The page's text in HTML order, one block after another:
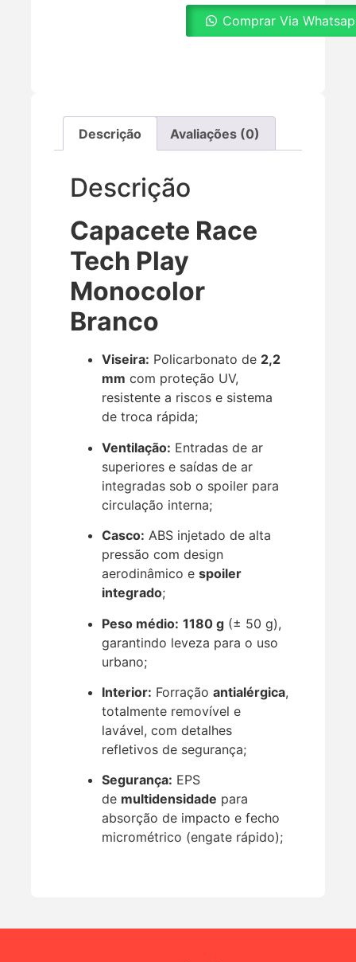
Comprar Via
Descrição Avaliações (0)
Descrição
Capacete Race
Tech Play
Monocolor
Branco
Viseira: Policarbonato de 2,2
mm com proteção UV,
resistente a riscos e sistema
de troca rápida;
Ventilação: Entradas de ar
superiores e saídas de ar
integradas sob o spoiler para
circulação interna;
Casco: ABS injetado de alta
pressão com design
aerodinâmico e spoiler
integrado;
Peso médio: 1180 g (± 50 g),
garantindo leveza para o uso
urbano;
Interior: Forração antialérgica,
totalmente removível e
lavável, com detalhes
refletivos de segurança;
Segurança: EPS
de multidensidade para
absorção de impacto e fecho
micrométrico (engate rápido);